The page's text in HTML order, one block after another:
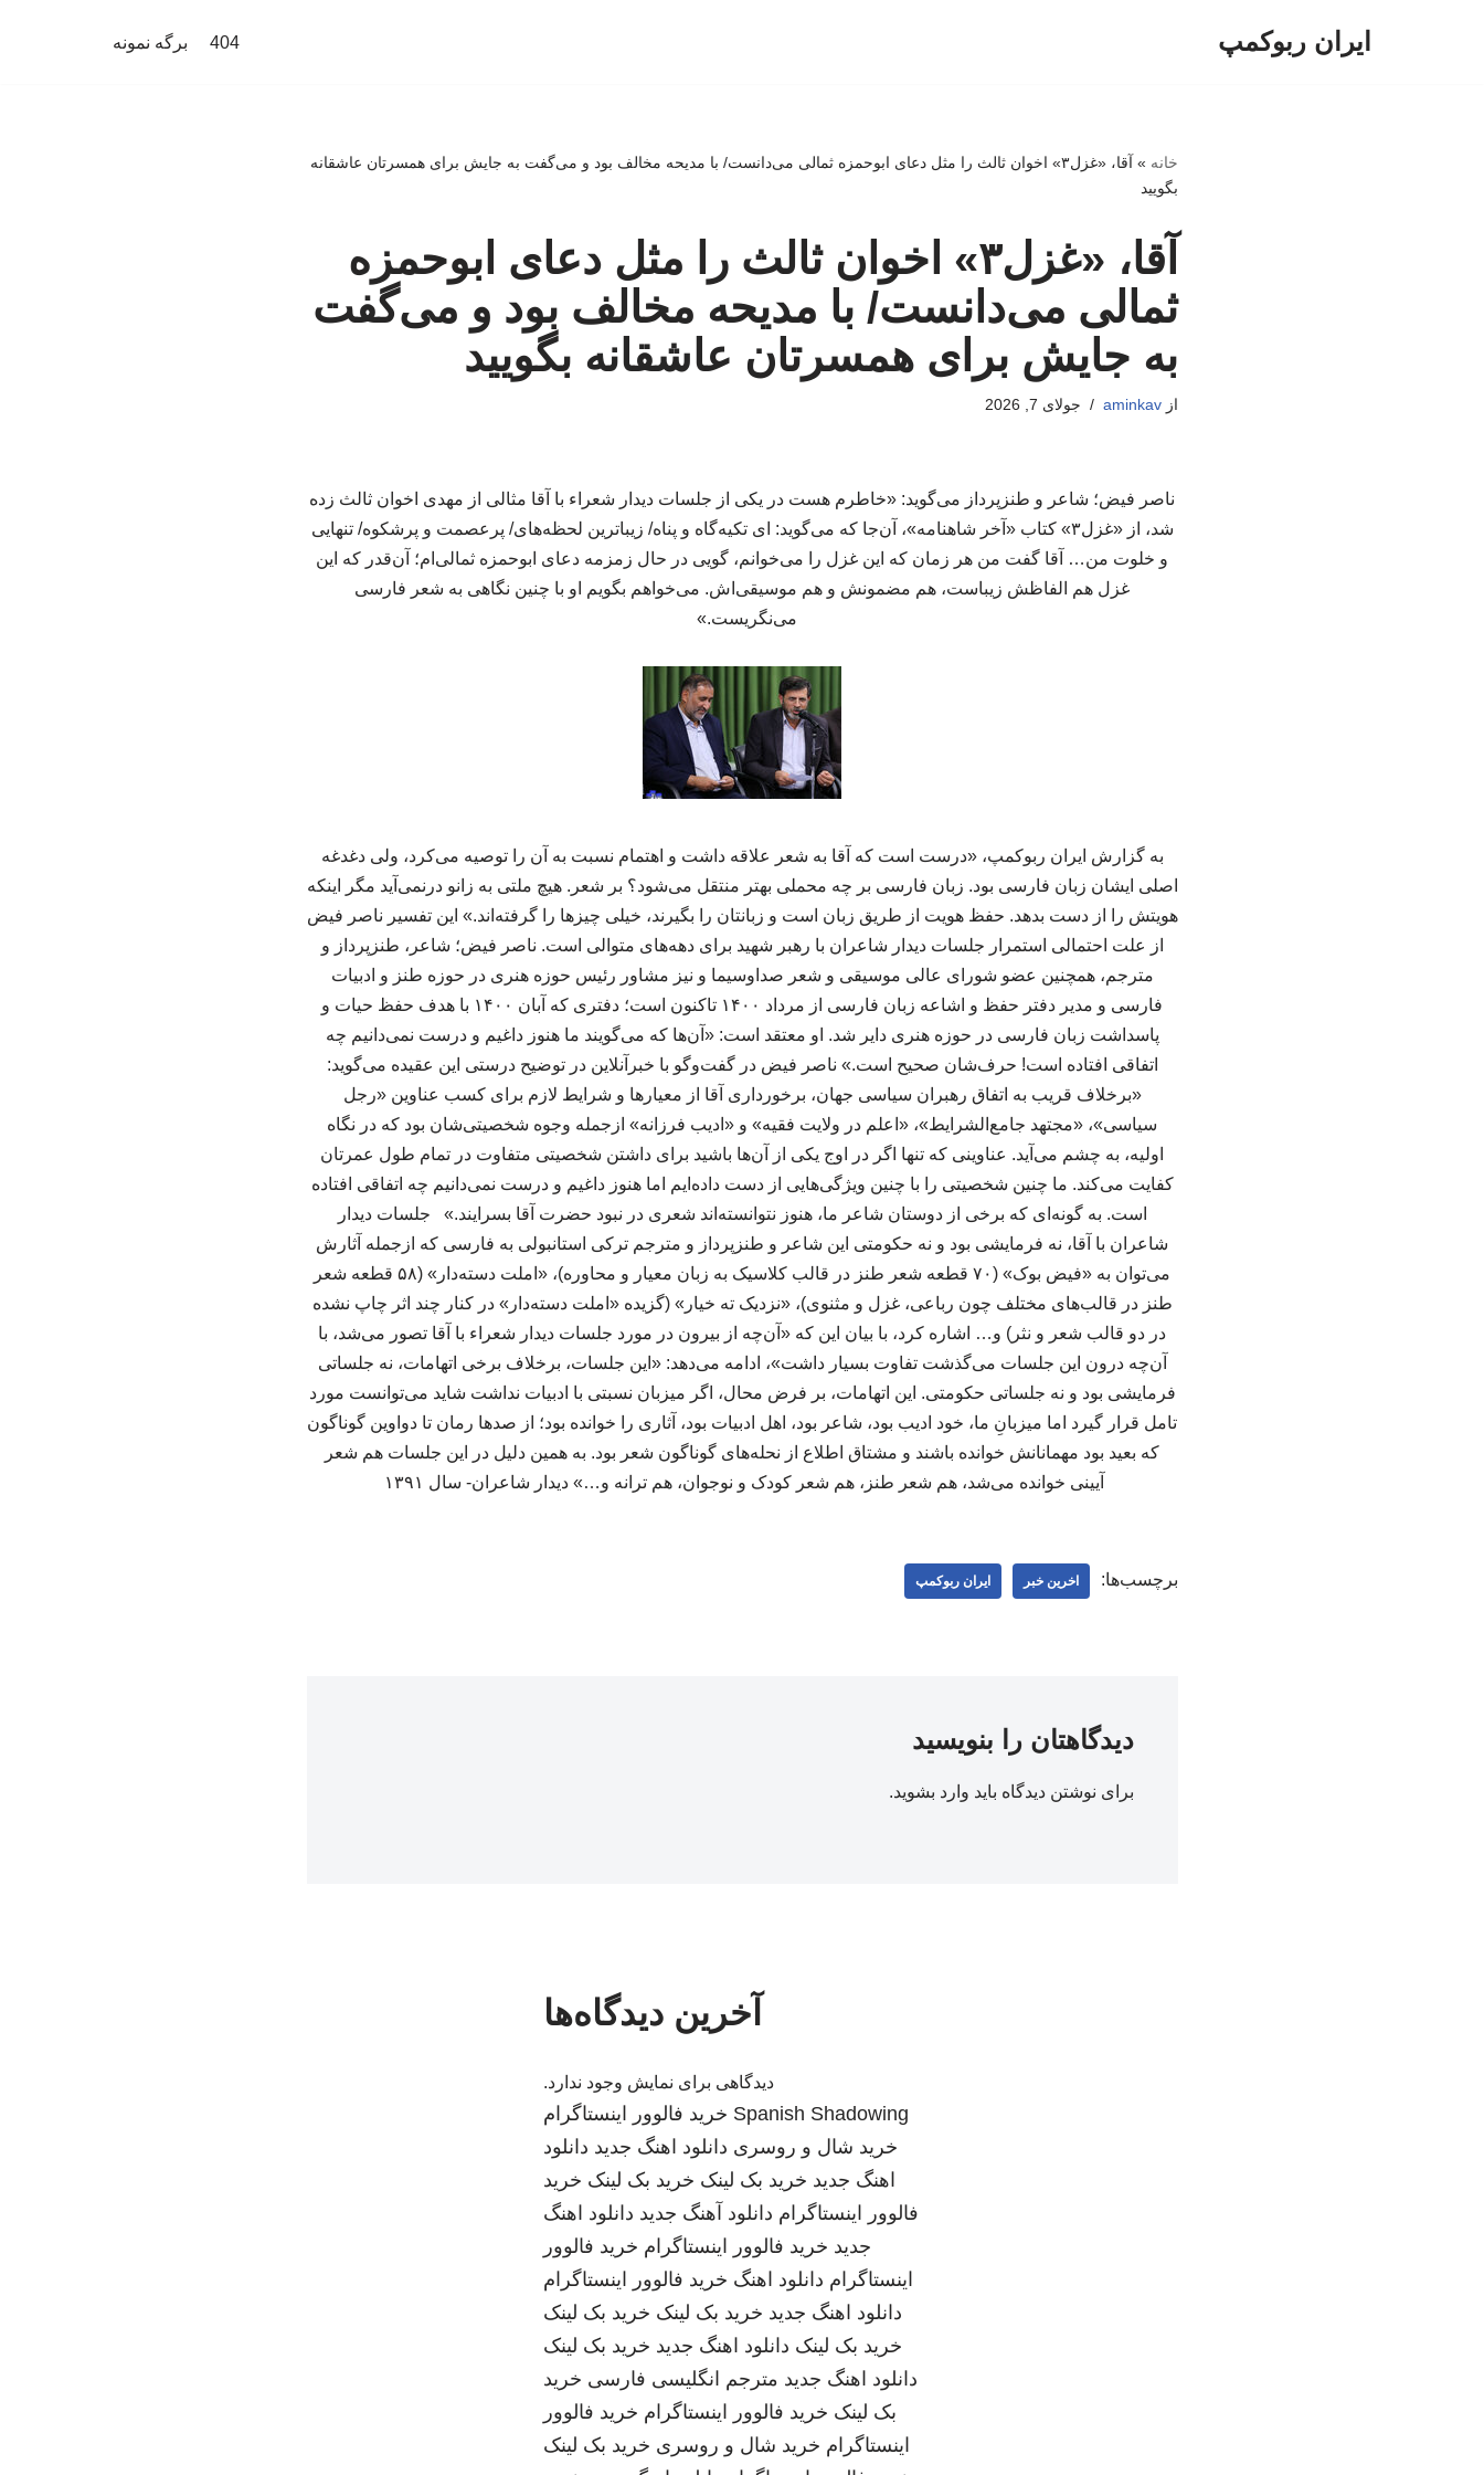
ایران ربوکمپ 404 برگه نمونه
خانه »
آقا، «غزل۳» اخوان ‌ثالث را مثل دعای ابوحمزه ثمالی می‌دانست/ با مدیحه مخالف بود و می‌گفت به جایش برای همسرتان عاشقانه
بگویید
آقا، «غزل۳» اخوان ‌ثالث را مثل دعای ابوحمزه
ثمالی می‌دانست/ با مدیحه مخالف بود و می‌گفت
به جایش برای همسرتان عاشقانه بگویید
ازaminkav جولای 7, 2026
ناصر فیض؛ شاعر و طنزپرداز می‌گوید: «خاطرم هست در یکی از جلسات دیدار شعراء با آقا مثالی از مهدی اخوان ثالث زده
شد، از «غزل۳» کتاب «آخر شاهنامه»، آن‌جا که می‌گوید: ای تکیه‌گاه و پناه/ زیباترین لحظه‌های/ پرعصمت و پرشکوه/ تنهایی
و خلوت من… آقا گفت من هر زمان که این غزل را می‌خوانم، گویی در حال زمزمه دعای ابوحمزه ثمالی‌ام؛ آن‌قدر که این
غزل هم الفاظش زیباست، هم مضمونش و هم موسیقی‌اش. می‌خواهم بگویم او با چنین نگاهی به شعر فارسی
می‌نگریست.»
به گزارش ایران ربوکمپ، «درست است که آقا به شعر علاقه داشت و اهتمام نسبت به آن را توصیه می‌کرد، ولی دغدغه
اصلی ایشان زبان فارسی بود. زبان فارسی بر چه محملی بهتر منتقل می‌شود؟ بر شعر. هیچ ملتی به زانو درنمی‌آید مگر اینکه
هویتش را از دست بدهد. حفظ هویت از طریق زبان است و زبانتان را بگیرند، خیلی چیزها را گرفته‌اند.» این تفسیر ناصر فیض
از علت احتمالی استمرار جلسات دیدار شاعران با رهبر شهید برای دهه‌های متوالی است. ناصر فیض؛ شاعر، طنزپرداز و
مترجم، همچنین عضو شورای عالی موسیقی و شعر صداوسیما و نیز مشاور رئیس حوزه هنری در حوزه طنز و ادبیات
فارسی و مدیر دفتر حفظ و اشاعه زبان فارسی از مرداد ۱۴۰۰ تاکنون است؛ دفتری که آبان ۱۴۰۰ با هدف حفظ حیات و
پاسداشت زبان فارسی در حوزه هنری دایر شد. او معتقد است: «آن‌ها که می‌گویند ما هنوز داغیم و درست نمی‌دانیم چه
اتفاقی افتاده است! حرف‌شان صحیح است.» ناصر فیض در گفت‌وگو با خبرآنلاین در توضیح درستی این عقیده می‌گوید:
«برخلاف قریب به اتفاق رهبران سیاسی جهان، برخورداری آقا از معیارها و شرایط لازم برای کسب عناوین «رجل
سیاسی»، «مجتهد جامع‌الشرایط»، «اعلم در ولایت فقیه» و «ادیب فرزانه» ازجمله وجوه شخصیتی‌شان بود که در نگاه
اولیه، به چشم می‌آید. عناوینی که تنها اگر در اوج یکی از آن‌ها باشید برای داشتن شخصیتی متفاوت در تمام طول عمرتان
کفایت می‌کند. ما چنین شخصیتی را با چنین ویژگی‌هایی از دست داده‌ایم اما هنوز داغیم و درست نمی‌دانیم چه اتفاقی افتاده
است. به گونه‌ای که برخی از دوستان شاعر ما، هنوز نتوانسته‌اند شعری در نبود حضرت آقا بسرایند.» جلسات دیدار
شاعران با آقا، نه فرمایشی بود و نه حکومتی این شاعر و طنزپرداز و مترجم ترکی استانبولی به فارسی که ازجمله آثارش
می‌توان به «فیض بوک» (۷۰ قطعه شعر طنز در قالب کلاسیک به زبان معیار و محاوره‌)، «املت دسته‌دار» (۵۸ قطعه شعر
طنز در قالب‌های مختلف چون رباعی، غزل و مثنوی)، «نزدیک ته خیار» (گزیده «املت ‌دسته‌دار» در کنار چند اثر چاپ ‌نشده
در دو قالب شعر و نثر) و… اشاره کرد، با بیان این که «آن‌چه از بیرون در مورد جلسات دیدار شعراء با آقا تصور می‌شد، با
آن‌چه درون این جلسات می‌گذشت تفاوت بسیار داشت»، ادامه می‌دهد: «این جلسات، برخلاف برخی اتهامات، نه جلساتی
فرمایشی بود و نه جلساتی حکومتی. این اتهامات، بر فرض محال، اگر میزبان نسبتی با ادبیات نداشت شاید می‌توانست مورد
تامل قرار گیرد اما میزبانِ ما، خود ادیب بود، شاعر بود، اهل ادبیات بود، آثاری را خوانده بود؛ از صدها رمان تا دواوین گوناگون
که بعید بود مهمانانش خوانده باشند و مشتاق اطلاع از نحله‌های گوناگون شعر بود. به همین دلیل در این جلسات هم شعر
آیینی خوانده می‌شد، هم شعر طنز، هم شعر کودک و نوجوان، هم ترانه و…» دیدار شاعران- سال ۱۳۹۱
برچسب‌ها: اخرین خبر ایران ربوکمپ
دیدگاهتان را بنویسید
برای نوشتن دیدگاه باید وارد بشوید.
آخرین دیدگاه‌ها
دیدگاهی برای نمایش وجود ندارد.
Spanish Shadowing خرید فالوور اینستاگرام
خرید شال و روسری دانلود اهنگ جدید دانلود
اهنگ جدید خرید بک لینک خرید بک لینک خرید
فالوور اینستاگرام دانلود آهنگ جدید دانلود اهنگ
جدید خرید فالوور اینستاگرام خرید فالوور
اینستاگرام دانلود اهنگ خرید فالوور اینستاگرام
دانلود اهنگ جدید خرید بک لینک خرید بک لینک
خرید بک لینک دانلود اهنگ جدید خرید بک لینک
دانلود اهنگ جدید مترجم انگلیسی فارسی خرید
بک لینک خرید فالوور اینستاگرام خرید فالوور
اینستاگرام خرید شال و روسری خرید بک لینک